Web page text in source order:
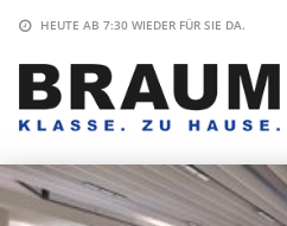
HEUTE AB 7:30 WIEDER FÜR SIE DA.